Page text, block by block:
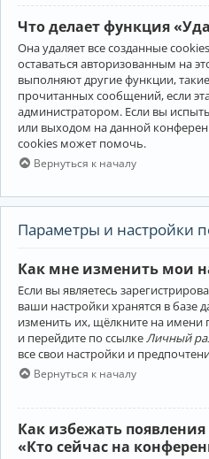
Что делает функция
Она удаляет все созданные
оставаться авторизованным на
выполняют другие функции,
прочитанных сообщений, если
администратором. Если вы
или выходом на данной
cookies может помочь.
Вернуться к началу
Параметры и настройки
Как мне изменить мои
Если вы являетесь
ваши настройки хранятся в
изменить их, щёлкните на имени
и перейдите по ссылке Личный
все свои настройки и
Вернуться к началу
Как избежать
«Кто сейчас на